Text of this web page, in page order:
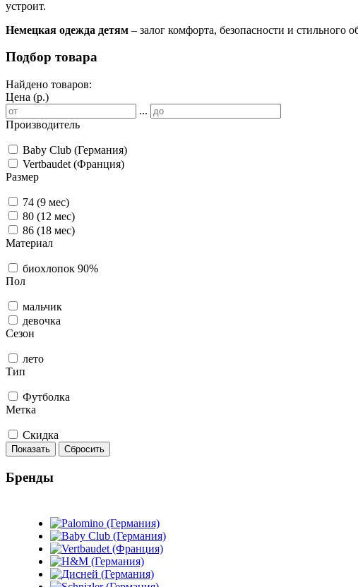
устроит.
Немецкая одежда детям – залог комфорта, безопасности и стильного
Подбор товара
Найдено товаров:
Цена (р.)
...
Производитель
Baby Club (Германия)
Vertbaudet (Франция)
Размер
74 (9 мес)
80 (12 мес)
86 (18 мес)
Материал
биохлопок 90%
Пол
мальчик
девочка
Сезон
лето
Тип
Футболка
Метка
Скидка
Показать Сбросить
Бренды